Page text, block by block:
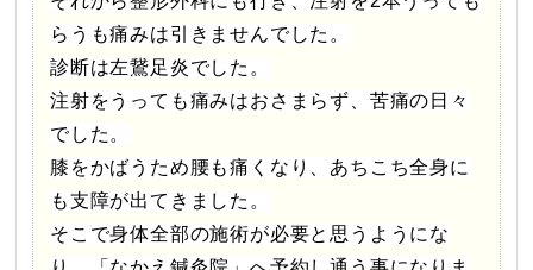
らうも痛みは引きませんでした。
診断は左鵞足炎でした。
注射をうっても痛みはおさまらず、苦痛の日々
でした。
膝をかばうため腰も痛くなり、あちこち全身に
も支障が出てきました。
そこで身体全部の施術が必要と思うようにな